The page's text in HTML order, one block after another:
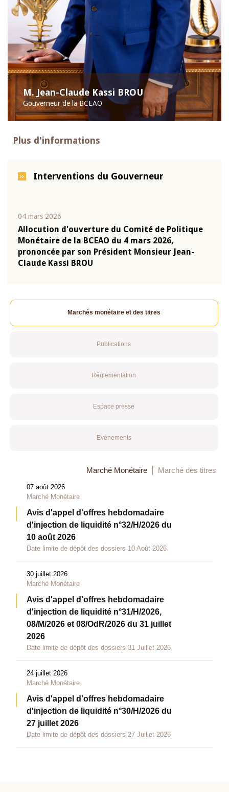
M. Jean-Claude Kassi BROU
Gouverneur de la BCEAO
Plus d'informations
Interventions du Gouverneur
04 mars 2026
Allocution d'ouverture du Comité de Politique
Monétaire de la BCEAO du 4 mars 2026,
prononcée par son Président Monsieur Jean-
Claude Kassi BROU
Marchés monétaire et des titres
Publications
Réglementation
Espace presse
Evénements
Marché Monétaire Marché des titres
07 août 2026
Marché Monétaire
Avis d'appel d'offres hebdomadaire
d'injection de liquidité n°32/H/2026 du
10 août 2026
Date limite de dépôt des dossiers 10 Août 2026
30 juillet 2026
Marché Monétaire
Avis d'appel d'offres hebdomadaire
d'injection de liquidité n°31/H/2026,
08/M/2026 et 08/OdR/2026 du 31 juillet
2026
Date limite de dépôt des dossiers 31 Juillet 2026
24 juillet 2026
Marché Monétaire
Avis d'appel d'offres hebdomadaire
d'injection de liquidité n°30/H/2026 du
27 juillet 2026
Date limite de dépôt des dossiers 27 Juillet 2026